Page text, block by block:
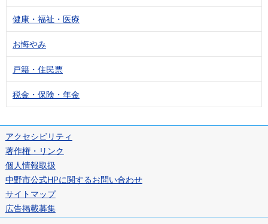
健康・福祉・医療
お悔やみ
戸籍・住民票
税金・保険・年金
アクセシビリティ
著作権・リンク
個人情報取扱
中野市公式HPに関するお問い合わせ
サイトマップ
広告掲載募集